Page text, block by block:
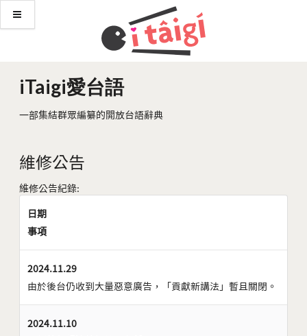
iTaigi愛台語
一部集結群眾編纂的開放台語辭典
維修公告
維修公告紀錄:
日期
事項
2024.11.29
由於後台仍收到大量惡意廣告，「貢獻新講法」暫且關閉。
2024.11.10